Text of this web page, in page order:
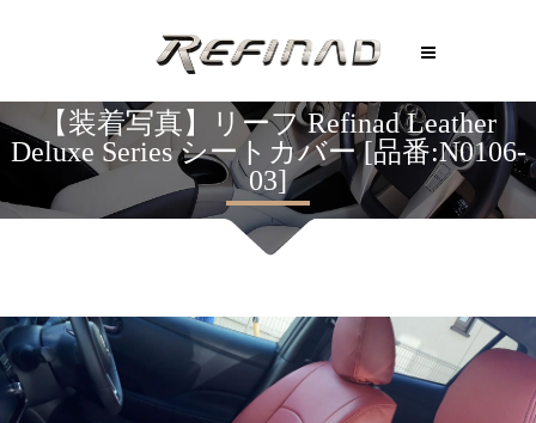
【装着写真】リーフ Refinad Leather
Deluxe Series シートカバー [品番:N0106-
03]